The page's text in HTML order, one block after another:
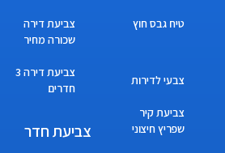
טיח גבס חוץ
צבעי לדירות
צביעת קיר
שפריץ חיצוני
צביעת דירה
שכורה מחיר
צביעת דירה 3
חדרים
צביעת חדר